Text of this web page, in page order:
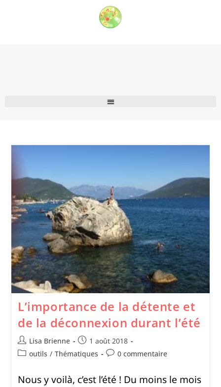
L’importance de la détente et
de la déconnexion durant l’été
Lisa Brienne
1 août 2018
outils / Thématiques 0 commentaire
Nous y voilà, c’est l’été ! Du moins le mois